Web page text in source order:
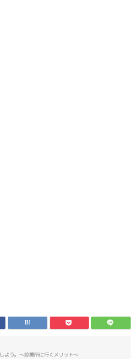
よう。～診療所に行くメリット～